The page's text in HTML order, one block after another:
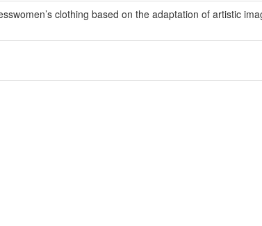
clothing based on the adaptation of artistic